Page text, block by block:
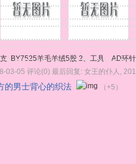
羊毛羊绒5股 2、工具 AD环
03-05 评论(0) 最后回复: 女王的仆人
的男士背心的织法 （+5）